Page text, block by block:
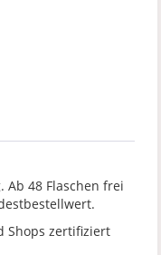
Ab 48 Flaschen frei
Shops zertifiziert